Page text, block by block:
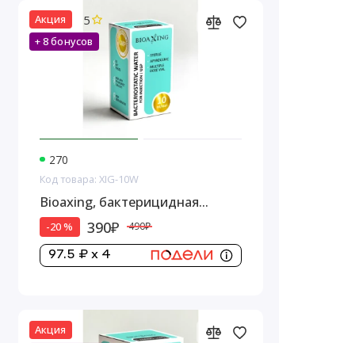
Акция
+ 8 бонусов
5
270
Код товара: XIG-10W
Bioaxing, бактерицидная
вода,1 стеклянный флакон, 10
мл
-20 % 390₽ 490₽
97.5 ₽ x 4
Акция